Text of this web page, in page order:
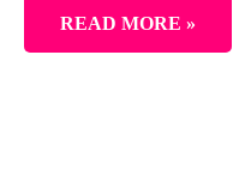
JAUME
Y
READ MORE »